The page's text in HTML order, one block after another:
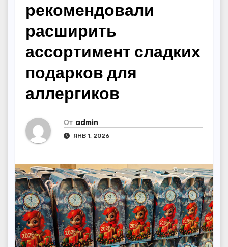
рекомендовали
расширить
ассортимент сладких
подарков для
аллергиков
От admin
ЯНВ 1, 2026